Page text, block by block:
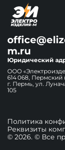
m.ru
Юридический
ООО
614 068, Пермский
г. Пермь, ул.
105
© 2026. © Все
Реквизиты
Политика